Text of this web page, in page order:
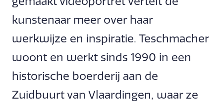
kunstenaar meer over haar
werkwijze en inspiratie. Teschmacher
woont en werkt sinds 1990 in een
historische boerderij aan de
Zuidbuurt van Vlaardingen, waar ze